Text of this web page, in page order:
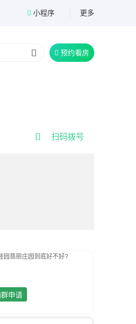
 小程序 更多
  预约看房
 扫码拨号
园翡丽庄园到底好不好?
这个楼盘价格波动大么？
桂园翡丽庄园性价比高。
申请